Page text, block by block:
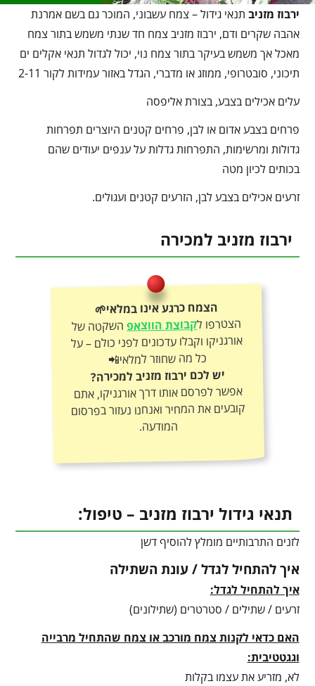
ירבוז מזניב תנאי גידול – צמח עשבוני, המוכר גם בשם אמרנת
אהבה שקרים ודם, ירבוז מזניב צמח חד שנתי משמש בתור צמח
מאכל אך משמש בעיקר בתור צמח נוי, יכול לגדול תנאי אקלים ים
תיכוני, סובטרופי, ממוזג או מדברי, הגדל באזור עמידות לקור 2-11
עלים אכילים בצבע, בצורת אליפסה
פרחים בצבע אדום או לבן, פרחים קטנים היוצרים תפרחות
גדולות ומרשימות, התפרחות גדלות על ענפים יעודים שהם
בכותים לכיון מטה
זרעים אכילים בצבע לבן, הזרעים קטנים ועגולים.
ירבוז מזניב למכירה
הצמח כרגע אינו במלאי🌱
הצטרפו לקבוצת הווצאפהשקטה של
אורגניקו וקבלו עדכונים לפני כולם – על
כל מה שחוזר למלאי📲
יש לכם ירבוז מזניב למכירה?
אפשר לפרסם אותו דרך אורגניקו, אתם
קובעים את המחיר ואנחנו נעזור בפרסום
המודעה.
תנאי גידול ירבוז מזניב – טיפול:
לזנים התרבותיים מומלץ להוסיף דשן
איך להתחיל לגדל / עונת השתילה
איך להתחיל לגדל:
זרעים / שתילים / סטרטרים (שתילונים)
האם כדאי לקנות צמח מורכב או צמח שהתחיל מרבייה
וגגטטיבית:
לא, מזריע את עצמו בקלות